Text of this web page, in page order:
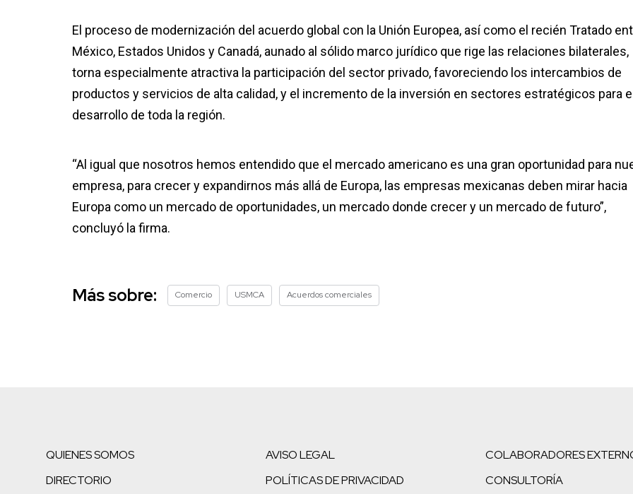
El proceso de modernización del acuerdo global con la Unión Europea, así como el recién Tratado
México, Estados Unidos y Canadá, aunado al sólido marco jurídico que rige las relaciones bilaterales,
torna especialmente atractiva la participación del sector privado, favoreciendo los intercambios de
productos y servicios de alta calidad, y el incremento de la inversión en sectores estratégicos para
desarrollo de toda la región.
“Al igual que nosotros hemos entendido que el mercado americano es una gran oportunidad para
empresa, para crecer y expandirnos más allá de Europa, las empresas mexicanas deben mirar hacia
Europa como un mercado de oportunidades, un mercado donde crecer y un mercado de futuro”,
concluyó la firma.
Más sobre: Comercio USMCA Acuerdos comerciales
QUIENES SOMOS
DIRECTORIO
AVISO LEGAL
POLÍTICAS DE PRIVACIDAD
COLABORADORES
CONSULTORÍA